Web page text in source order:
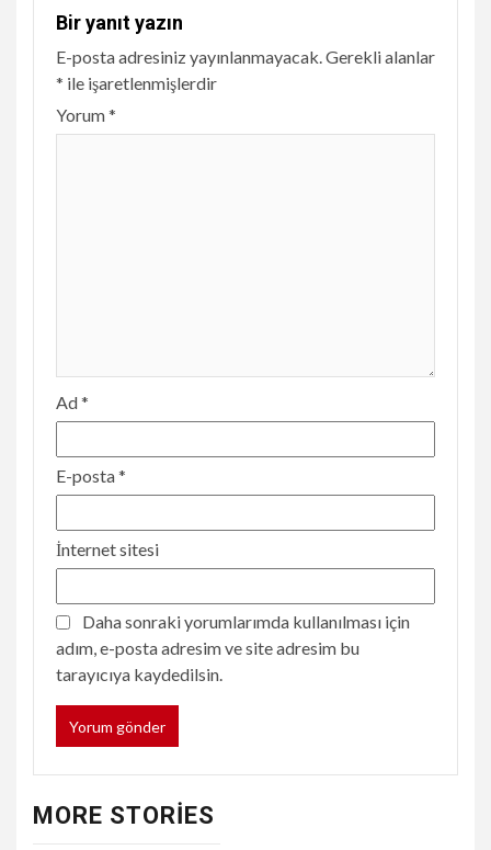
Bir yanıt yazın
E-posta adresiniz yayınlanmayacak.Gerekli alanlar
* ile işaretlenmişlerdir
Yorum*
Ad*
E-posta*
İnternet sitesi
Daha sonraki yorumlarımda kullanılması için
adım, e-posta adresim ve site adresim bu
tarayıcıya kaydedilsin.
MORE STORIES